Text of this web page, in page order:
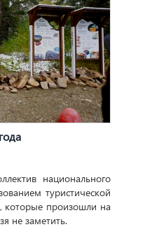
национального
туристической
которые произошли на
не заметить.